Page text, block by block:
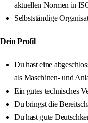
aktuellen Normen in
Selbstständige
Dein Profil
Du hast eine
als Maschinen- und
Ein gutes technisches
Du bringst die
Du hast gute